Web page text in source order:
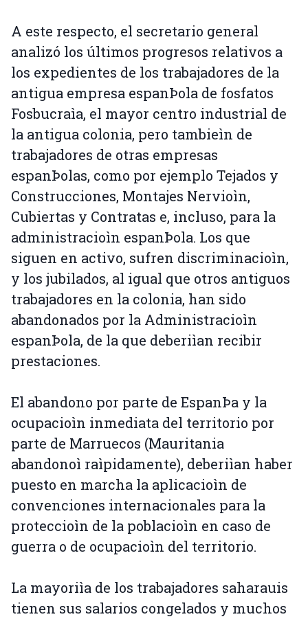
A este respecto, el secretario general
analizó los últimos progresos relativos a
los expedientes de los trabajadores de la
antigua empresa espanÞola de fosfatos
Fosbucraìa, el mayor centro industrial de
la antigua colonia, pero tambieìn de
trabajadores de otras empresas
espanÞolas, como por ejemplo Tejados y
Construcciones, Montajes Nervioìn,
Cubiertas y Contratas e, incluso, para la
administracioìn espanÞola. Los que
siguen en activo, sufren discriminacioìn,
y los jubilados, al igual que otros antiguos
trabajadores en la colonia, han sido
abandonados por la Administracioìn
espanÞola, de la que deberiìan recibir
prestaciones.
El abandono por parte de EspanÞa y la
ocupacioìn inmediata del territorio por
parte de Marruecos (Mauritania
abandonoì raìpidamente), deberiìan haber
puesto en marcha la aplicacioìn de
convenciones internacionales para la
proteccioìn de la poblacioìn en caso de
guerra o de ocupacioìn del territorio.
La mayoriìa de los trabajadores saharauis
tienen sus salarios congelados y muchos